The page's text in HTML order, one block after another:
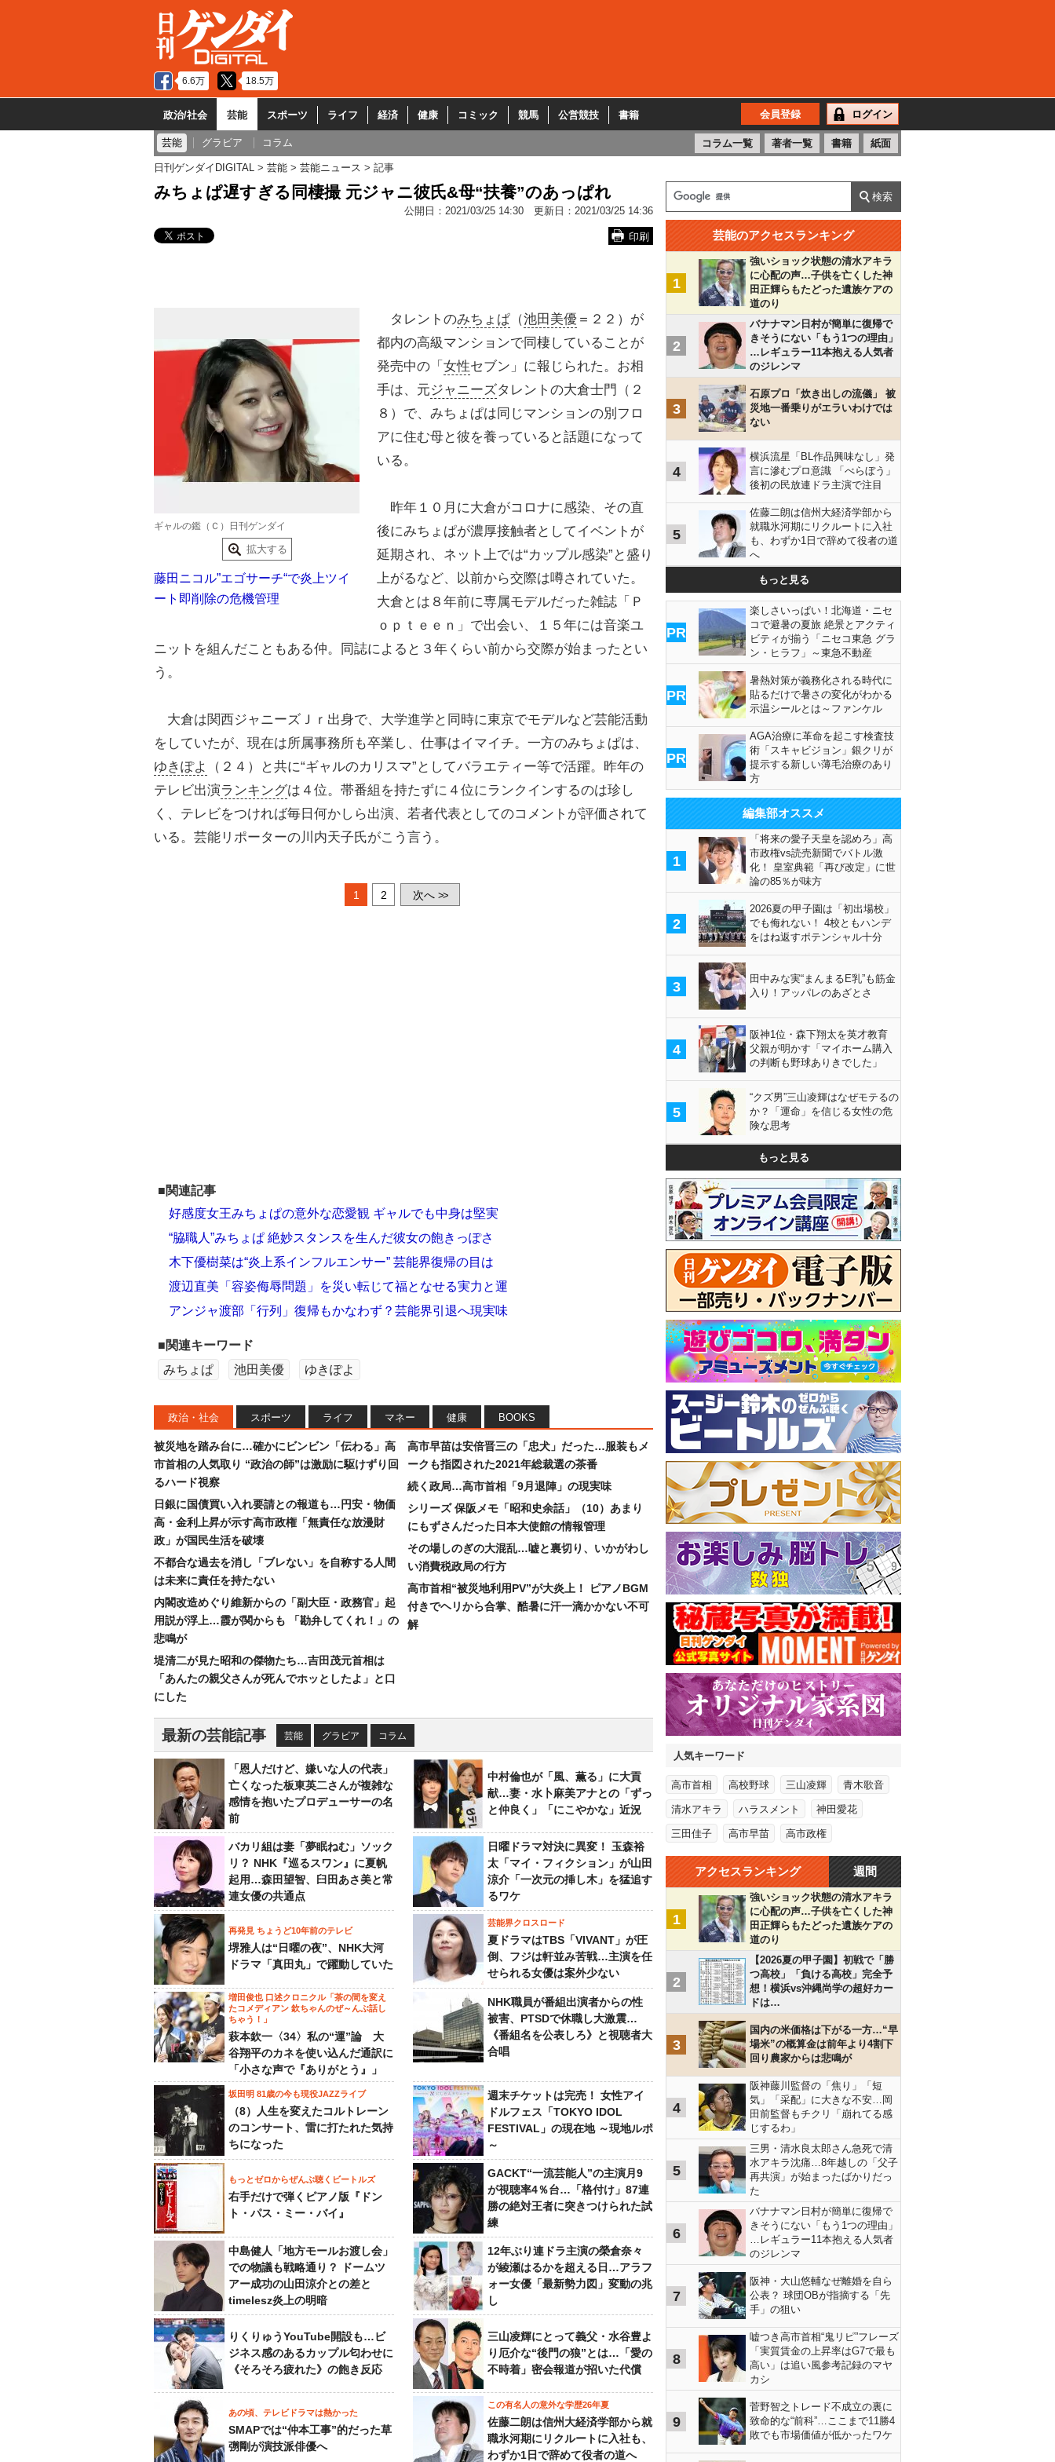
6.6万 18.5万
政治/社会 芸能 スポーツ ライフ 経済 健康 コミック 競馬 公営競技 書籍 会員登録 ログイン
芸能 グラビア コラム コラム一覧 著者一覧 書籍 紙面
日刊ゲンダイDIGITAL 芸能 芸能ニュース 記事
みちょぱ遅すぎる同棲撮 元ジャニ彼氏&母“扶養”のあっぱれ
公開日： 2021/03/25 14:30 更新日： 2021/03/25 14:36
印刷
ギャルの鑑（Ｃ）日刊ゲンダイ
拡大する
藤田ニコル”エゴサーチ“で炎上ツイ
ート即削除の危機管理
タレントのみちょぱ （池田美優 ＝２２）が
都内の高級マンションで同棲していることが
発売中の「 女性セブン」に報じられた。お相
手は、元ジャニーズタレントの大倉士門（２
８）で、みちょぱは同じマンションの別フロ
アに住む母と彼を養っていると話題になって
いる。
昨年１０月に大倉がコロナに感染、その直
後にみちょぱが濃厚接触者としてイベントが
延期され、ネット上では“カップル感染”と盛り
上がるなど、以前から交際は噂されていた。
大倉とは８年前に専属モデルだった雑誌「Ｐ
ｏｐｔｅｅｎ」で出会い、１５年には音楽ユ
ニットを組んだこともある仲。同誌によると３年くらい前から交際が始まったとい
う。
大倉は関西ジャニーズＪｒ出身で、大学進学と同時に東京でモデルなど芸能活動
をしていたが、現在は所属事務所も卒業し、仕事はイマイチ。一方のみちょぱは、
ゆきぽよ
（２４）と共に“ギャルのカリスマ”としてバラエティー等で活躍。昨年の
テレビ出演ランキングは４位。帯番組を持たずに４位にランクインするのは珍し
く、テレビをつければ毎日何かしら出演、若者代表としてのコメントが評価されて
いる。芸能リポーターの川内天子氏がこう言う。
1 2 次へ >>
■関連記事
好感度女王みちょぱの意外な恋愛観 ギャルでも中身は堅実
“脇職人”みちょぱ 絶妙スタンスを生んだ彼女の飽きっぽさ
木下優樹菜は“炎上系インフルエンサー” 芸能界復帰の目は
渡辺直美「容姿侮辱問題」を災い転じて福となせる実力と運
アンジャ渡部「行列」復帰もかなわず？芸能界引退へ現実味
■関連キーワード
みちょぱ
池田美優 ゆきぽよ
政治・社会 スポーツ ライフ マネー 健康 BOOKS
被災地を踏み台に…確かにビンビン「伝わる」高
市首相の人気取り “政治の師”は激励に駆けずり回
るハード視察
日銀に国債買い入れ要請との報道も…円安・物価
高・金利上昇が示す高市政権「無責任な放漫財
政」が国民生活を破壊
不都合な過去を消し「ブレない」を自称する人間
は未来に責任を持たない
内閣改造めぐり維新からの「副大臣・政務官」起
用説が浮上…霞が関からも 「勘弁してくれ！」の
悲鳴が
堤清二が見た昭和の傑物たち…吉田茂元首相は
「あんたの親父さんが死んでホッとしたよ」と口
にした
高市早苗は安倍晋三の「忠犬」だった…服装もメ
ークも指図された2021年総裁選の茶番
続く政局…高市首相「9月退陣」の現実味
シリーズ 保阪メモ「昭和史余話」（10）あまり
にもずさんだった日本大使館の情報管理
その場しのぎの大混乱…嘘と裏切り、いかがわし
い消費税政局の行方
高市首相“被災地利用PV”が大炎上！ ピアノBGM
付きでヘリから合掌、酷暑に汗一滴かかない不可
解
最新の芸能記事 芸能 グラビア コラム
「恩人だけど、嫌いな人の代表」
亡くなった板東英二さんが複雑な
感情を抱いたプロデューサーの名
前
中村倫也が「風、薫る」に大貢
献…妻・水卜麻美アナとの「ずっ
と仲良く」「にこやかな」近況
バカリ組は妻「夢眠ねむ」ソック
リ？ NHK『巡るスワン』に夏帆
起用…森田望智、臼田あさ美と常
連女優の共通点
日曜ドラマ対決に異変！ 玉森裕
太「マイ・フィクション」が山田
涼介「一次元の挿し木」を猛追す
るワケ
再発見 ちょうど10年前のテレビ
堺雅人は“日曜の夜”、NHK大河
ドラマ「真田丸」で躍動していた
芸能界クロスロード
夏ドラマはTBS「VIVANT」が圧
倒、フジは軒並み苦戦…主演を任
せられる女優は案外少ない
増田俊也 口述クロニクル「茶の間を変え
たコメディアン 欽ちゃんのぜ～んぶ話し
ちゃう！」
萩本欽一〈34〉私の“運”論 大
谷翔平のカネを使い込んだ通訳に
「小さな声で『ありがとう』」
NHK職員が番組出演者からの性
被害、PTSDで休職し大激震…
《番組名を公表しろ》と視聴者大
合唱
坂田明 81歳の今も現役JAZZライブ
（8）人生を変えたコルトレーン
のコンサート、雷に打たれた気持
ちになった
週末チケットは完売！ 女性アイ
ドルフェス「TOKYO IDOL
FESTIVAL」の現在地 ～現地ルポ
～
もっとゼロからぜんぶ聴くビートルズ
右手だけで弾くピアノ版『ドン
ト・パス・ミー・バイ』
GACKT“一流芸能人”の主演月9
が視聴率4％台…「格付け」87連
勝の絶対王者に突きつけられた試
練
中島健人「地方モールお渡し会」
での物議も戦略通り？ ドームツ
アー成功の山田涼介との差と
timelesz炎上の明暗
12年ぶり連ドラ主演の榮倉奈々
が綾瀬はるかを超える日…アラフ
ォー女優「最新勢力図」変動の兆
し
りくりゅうYouTube開設も…ビ
ジネス感のあるカップル匂わせに
《そろそろ疲れた》の飽き反応
三山凌輝にとって義父・水谷豊よ
り厄介な“後門の狼”とは…「愛の
不時着」密会報道が招いた代償
あの頃、テレビドラマは熱かった
SMAPでは“仲本工事”的だった草
彅剛が演技派俳優へ
この有名人の意外な学歴26年夏
佐藤二朗は信州大経済学部から就
職氷河期にリクルートに入社も、
わずか1日で辞めて役者の道へ
芸能のアクセスランキング
1
強いショック状態の清水アキラ
に心配の声…子供を亡くした神
田正輝らもたどった遺族ケアの
道のり
2
バナナマン日村が簡単に復帰で
きそうにない「もう1つの理由」
…レギュラー11本抱える人気者
のジレンマ
3
石原プロ「炊き出しの流儀」 被
災地一番乗りがエラいわけでは
ない
4
横浜流星「BL作品興味なし」発
言に滲むプロ意識 「べらぼう」
後初の民放連ドラ主演で注目
5
佐藤二朗は信州大経済学部から
就職氷河期にリクルートに入社
も、わずか1日で辞めて役者の道
へ
もっと見る
PR
楽しさいっぱい！北海道・ニセ
コで避暑の夏旅 絶景とアクティ
ビティが揃う「ニセコ東急 グラ
ン・ヒラフ」～東急不動産
PR
暑熱対策が義務化される時代に
貼るだけで暑さの変化がわかる
示温シールとは～ファンケル
PR
AGA治療に革命を起こす検査技
術「スキャビジョン」銀クリが
提示する新しい薄毛治療のあり
方
編集部オススメ
1
「将来の愛子天皇を認めろ」高
市政権vs読売新聞でバトル激
化！ 皇室典範「再び改定」に世
論の85％が味方
2
2026夏の甲子園は「初出場校」
でも侮れない！ 4校ともハンデ
をはね返すポテンシャル十分
3
田中みな実“まんまるE乳”も筋金
入り！アッパレのあざとさ
4
阪神1位・森下翔太を英才教育
父親が明かす「マイホーム購入
の判断も野球ありきでした」
5
“クズ男”三山凌輝はなぜモテるの
か？「運命」を信じる女性の危
険な思考
もっと見る
人気キーワード
高市首相 高校野球 三山凌輝 青木歌音
清水アキラ ハラスメント 神田愛花
三田佳子 高市早苗 高市政権
アクセスランキング 週間
1
強いショック状態の清水アキラ
に心配の声…子供を亡くした神
田正輝らもたどった遺族ケアの
道のり
2
【2026夏の甲子園】初戦で「勝
つ高校」「負ける高校」完全予
想！横浜vs沖縄尚学の超好カー
ドは…
3
国内の米価格は下がる一方…“早
場米”の概算金は前年より4割下
回り農家からは悲鳴が
4
阪神藤川監督の「焦り」「短
気」「采配」に大きな不安…岡
田前監督もチクリ「崩れてる感
じするわ」
5
三男・清水良太郎さん急死で清
水アキラ沈痛…8年越しの「父子
再共演」が始まったばかりだっ
た
6
バナナマン日村が簡単に復帰で
きそうにない「もう1つの理由」
…レギュラー11本抱える人気者
のジレンマ
7
阪神・大山悠輔なぜ離婚を自ら
公表？ 球団OBが指摘する「先
手」の狙い
8
嘘つき高市首相“鬼リピ”フレーズ
「実質賃金の上昇率はG7で最も
高い」は追い風参考記録のマヤ
カシ
9
菅野智之トレード不成立の裏に
致命的な“前科”…ここまで11勝4
敗でも市場価値が低かったワケ